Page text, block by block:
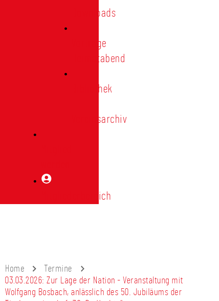
Downloads
Vorträge
Heimatabend
Bibliothek
Vereinsarchiv
Mitgliederbereich
Home
Termine
03.03.2026: Zur Lage der Nation - Veranstaltung mit
Wolfgang Bosbach, anlässlich des 50. Jubiläums der